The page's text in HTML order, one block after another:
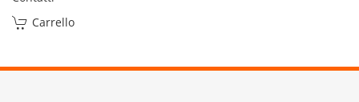
Carrello